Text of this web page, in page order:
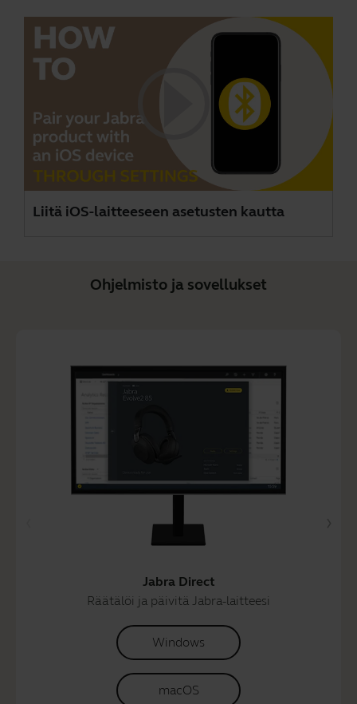
Liitä iOS-laitteeseen asetusten kautta
Ohjelmisto ja sovellukset
Jabra Direct
Räätälöi ja päivitä Jabra-laitteesi
Windows
macOS